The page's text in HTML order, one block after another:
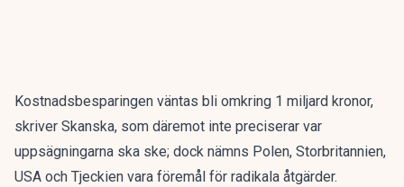
Kostnadsbesparingen väntas bli omkring 1 miljard kronor,
skriver Skanska, som däremot inte preciserar var
uppsägningarna ska ske; dock nämns Polen, Storbritannien,
USA och Tjeckien vara föremål för radikala åtgärder.